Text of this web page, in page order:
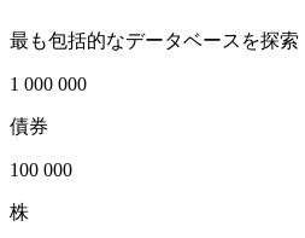
最も包括的なデータベースを探索
1 000 000
債券
100 000
株